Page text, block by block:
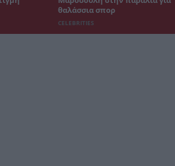
θαλάσσια σπορ
CELEBRITIES